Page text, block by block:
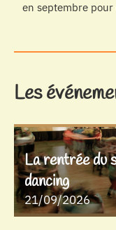
en septembre
Les
La rentrée du
dancing
21/09/2026